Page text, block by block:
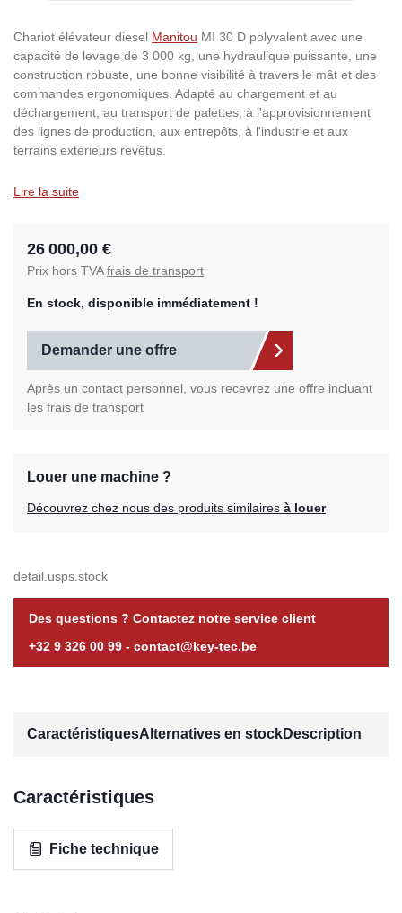
Chariot élévateur diesel Manitou MI 30 D polyvalent avec une
capacité de levage de 3 000 kg, une hydraulique puissante, une
construction robuste, une bonne visibilité à travers le mât et des
commandes ergonomiques. Adapté au chargement et au
déchargement, au transport de palettes, à l'approvisionnement
des lignes de production, aux entrepôts, à l'industrie et aux
terrains extérieurs revêtus.
Lire la suite
26 000,00 €
Prix hors TVAfrais de transport
En stock, disponible immédiatement !
Demander une offre
Après un contact personnel, vous recevrez une offre incluant
les frais de transport
Louer une machine ?
Découvrez chez nous des produits similaires à louer
detail.usps.stock
Des questions ? Contactez notre service client
+32 9 326 00 99 - contact@key-tec.be
CaractéristiquesAlternatives en stockDescription
Caractéristiques
Fiche technique